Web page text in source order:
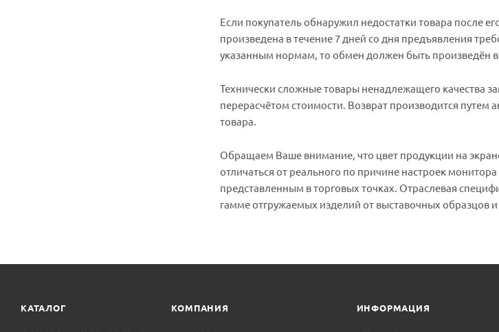
Если покупатель обнаружил недостатки товара после
произведена в течение 7 дней со дня предъявления
указанным нормам, то обмен должен быть произведён в
Технически сложные товары ненадлежащего качества
перерасчётом стоимости. Возврат производится
товара.
Обращаем Ваше внимание, что цвет продукции на
отличаться от реального по причине настроек
представленным в торговых точках. Отраслевая
гамме отгружаемых изделий от выставочных образцов
КАТАЛОГ КОМПАНИЯ ИНФОРМАЦИЯ